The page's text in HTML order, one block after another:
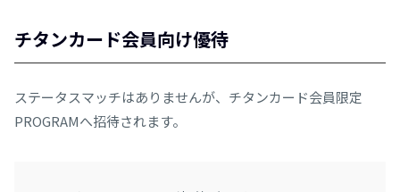
チタンカード会員向け優待
ステータスマッチはありませんが、チタンカード会員限定
PROGRAMへ招待されます。